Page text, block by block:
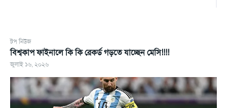
টপ নিউজ
বিশ্বকাপ ফাইনালে কি কি রেকর্ড গড়তে যাচ্ছেন মেসি!!!!
জুলাই ১৬, ২০২৬